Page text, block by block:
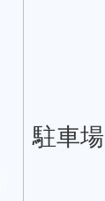
駐車場